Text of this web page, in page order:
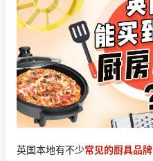
英国本地有不少常见的厨具品牌